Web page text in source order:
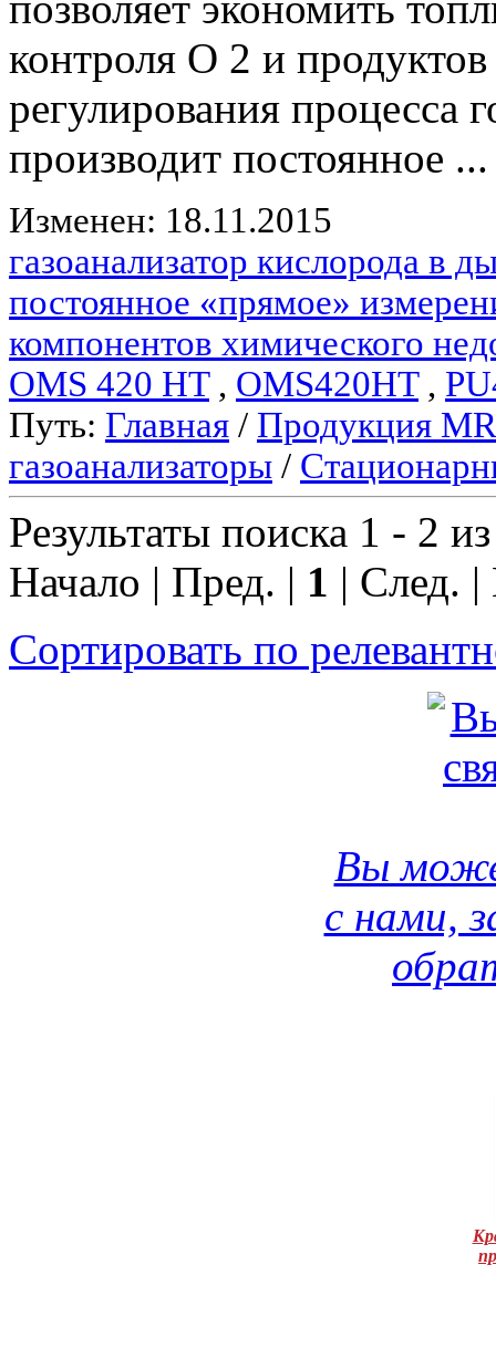
контроля О 2 и
регулирования процесса
производит постоянное ...
Изменен: 18.11.2015
газоанализатор кислорода в
постоянное «прямое»
компонентов химического
OMS 420 HT, OMS420HT,
Путь: Главная / Продукция
газоанализаторы /
Результаты поиска 1 - 2
Начало | Пред. | 1 | След.
Сортировать по
Вы
с нами,